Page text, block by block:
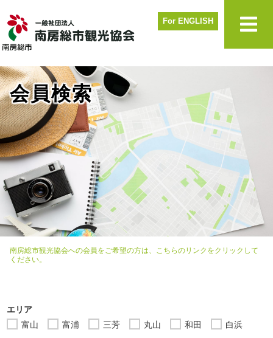
For ENGLISH
会員検索
南房総市観光協会への会員をご希望の方は、こちらのリンクをクリックして
ください。
エリア
富山
富浦 三芳 丸山 和田
白浜